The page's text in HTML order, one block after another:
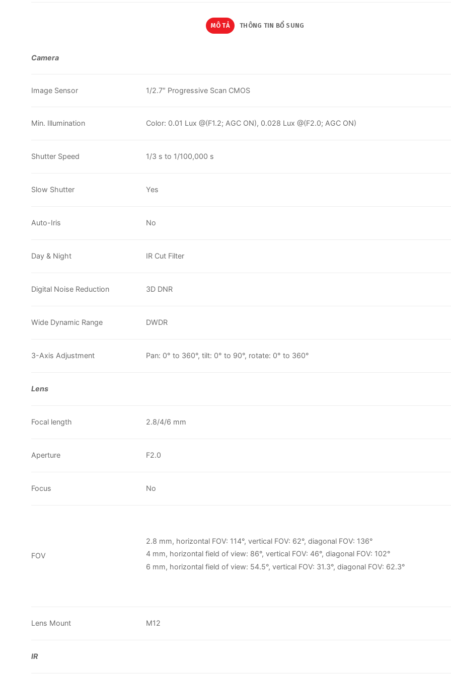
MÔ TẢ THÔNG TIN BỔ SUNG
Camera
Image Sensor 1/2.7″ Progressive Scan CMOS
Min. Illumination Color: 0.01 Lux @(F1.2; AGC ON), 0.028 Lux @(F2.0; AGC ON)
Shutter Speed 1/3 s to 1/100,000 s
Slow Shutter Yes
Auto-Iris No
Day & Night IR Cut Filter
Digital Noise Reduction 3D DNR
Wide Dynamic Range DWDR
3-Axis Adjustment Pan: 0° to 360°, tilt: 0° to 90°, rotate: 0° to 360°
Lens
Focal length 2.8/4/6 mm
Aperture F2.0
Focus No
FOV
2.8 mm, horizontal FOV: 114°, vertical FOV: 62°, diagonal FOV: 136°
4 mm, horizontal field of view: 86°, vertical FOV: 46°, diagonal FOV: 102°
6 mm, horizontal field of view: 54.5°, vertical FOV: 31.3°, diagonal FOV: 62.3°
Lens Mount M12
IR